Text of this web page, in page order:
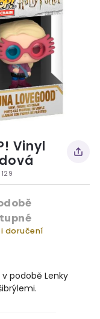
Vinyl
doručení
podobě Lenky